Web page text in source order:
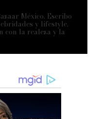
México. Escribo
y lifestyle,
con la realeza y la